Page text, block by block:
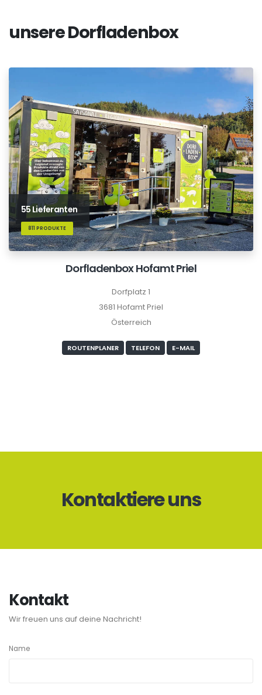
unsere Dorfladenbox
55 Lieferanten
811 PRODUKTE
Dorfladenbox Hofamt Priel
Dorfplatz 1
3681 Hofamt Priel
Österreich
ROUTENPLANER TELEFON E-MAIL
Kontaktiere uns
Kontakt
Wir freuen uns auf deine Nachricht!
Name